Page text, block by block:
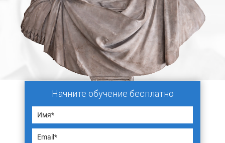
Начните обучение бесплатно